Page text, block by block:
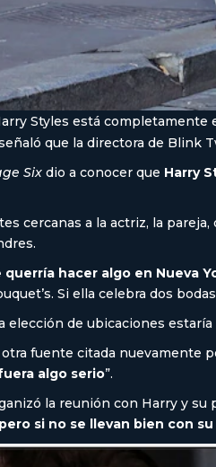
Styles está completamente
que la directora de Blink
Six dio a conocer que Harry
cercanas a la actriz, la
querría hacer algo en Nueva
Si ella celebra dos
elección de ubicaciones
fuente citada nuevamente
algo serio”.
la reunión con Harry y
si no se llevan bien con